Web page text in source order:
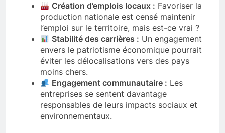
Création d’emplois locaux : Favoriser la
production nationale est censé maintenir
l’emploi sur le territoire, mais est-ce vrai ?
Stabilité des carrières : Un engagement
envers le patriotisme économique pourrait
éviter les délocalisations vers des pays
moins chers.
Engagement communautaire : Les
entreprises se sentent davantage
responsables de leurs impacts sociaux et
environnementaux.